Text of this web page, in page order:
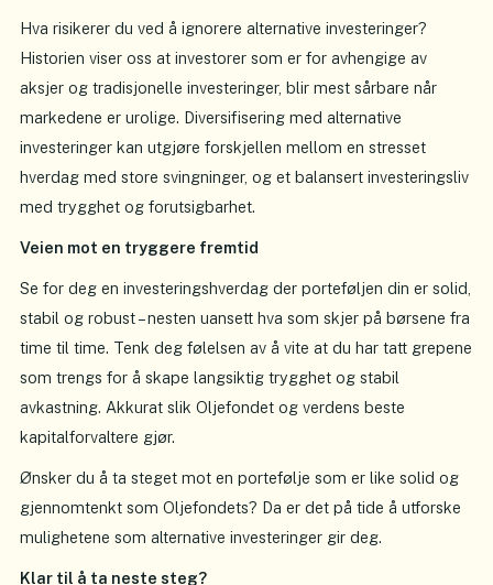
Hva risikerer du ved å ignorere alternative investeringer?
Historien viser oss at investorer som er for avhengige av
aksjer og tradisjonelle investeringer, blir mest sårbare når
markedene er urolige. Diversifisering med alternative
investeringer kan utgjøre forskjellen mellom en stresset
hverdag med store svingninger, og et balansert investeringsliv
med trygghet og forutsigbarhet.
Veien mot en tryggere fremtid
Se for deg en investeringshverdag der porteføljen din er solid,
stabil og robust – nesten uansett hva som skjer på børsene fra
time til time. Tenk deg følelsen av å vite at du har tatt grepene
som trengs for å skape langsiktig trygghet og stabil
avkastning. Akkurat slik Oljefondet og verdens beste
kapitalforvaltere gjør.
Ønsker du å ta steget mot en portefølje som er like solid og
gjennomtenkt som Oljefondets? Da er det på tide å utforske
mulighetene som alternative investeringer gir deg.
Klar til å ta neste steg?